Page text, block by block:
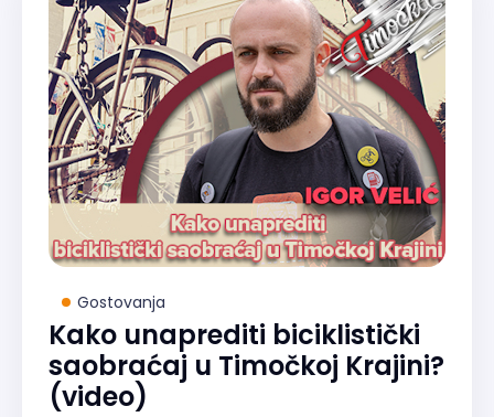
Gostovanja
Kako unaprediti biciklistički
saobraćaj u Timočkoj Krajini?
(video)